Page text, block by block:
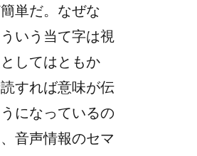
単だ。なぜな
いう当て字は視
してはともか
すれば意味が伝
になっているの
音声情報のセマ